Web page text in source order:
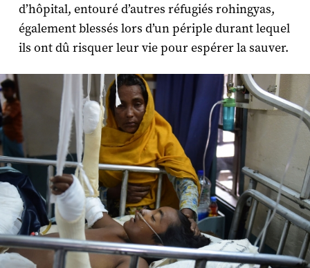
d’hôpital, entouré d’autres réfugiés rohingyas,
également blessés lors d’un périple durant lequel
ils ont dû risquer leur vie pour espérer la sauver.